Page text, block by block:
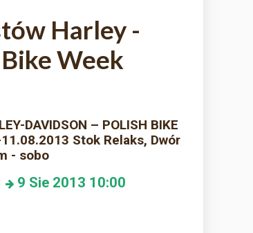
Harley -
Week
DAVIDSON – POLISH BIKE
Stok Relaks, Dwór
- sobo
9 Sie 2013 10:00